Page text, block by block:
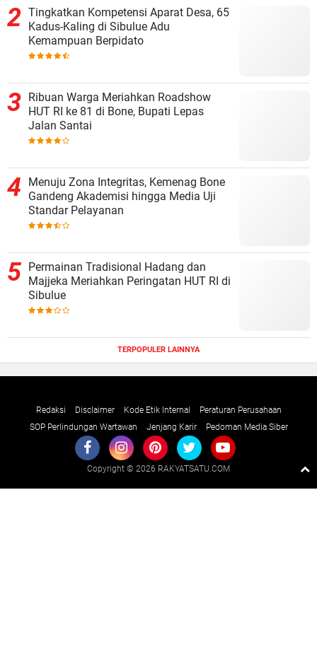
Tingkatkan Kompetensi Aparat Desa, 65
Kadus-Kaling di Sibulue Adu
Kemampuan Berpidato
Ribuan Warga Meriahkan Roadshow
HUT RI ke 81 di Bone, Bupati Lepas
Jalan Santai
Menuju Zona Integritas, Kemenag Bone
Gandeng Akademisi hingga Media Uji
Standar Pelayanan
Permainan Tradisional Hadang dan
Majjeka Meriahkan Peringatan HUT RI di
Sibulue
TERPOPULER LAINNYA
Redaksi Disclaimer Kode Etik Internal
Peraturan Perusahaan
SOP Perlindungan Wartawan
Jenjang Karir Pedoman Media Siber
Copyright © 2026 RAKYATSATU.COM
Raushan